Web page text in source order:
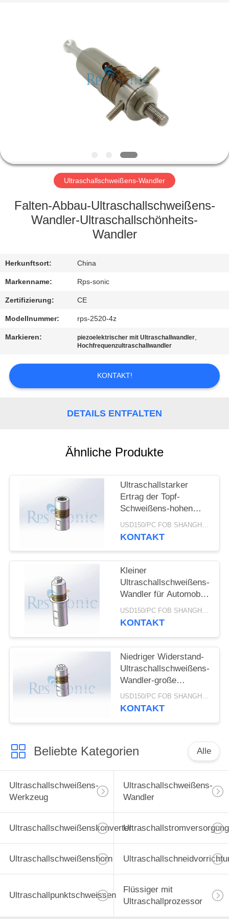
FABRIK-
AUSFLUG
QUALITÄTSKONTROLLE
SIE
MIT
UNS
IN
VERBINDUNG
NACHRICHTEN
Ultraschallschweißens-Wandler
Falten-Abbau-Ultraschallschweißens-
Wandler-Ultraschallschönheits-
Wandler
Herkunftsort: China
Markenname: Rps-sonic
Zertifizierung: CE
Modellnummer: rps-2520-4z
Markieren: piezoelektrischer mit Ultraschallwandler,
Hochfrequenzultraschallwandler
KONTAKT!
DETAILS ENTFALTEN
Ähnliche Produkte
Ultraschallstarker
Ertrag der Topf-
Schweißens-hohen
Leistung des wandler-
28khz 800W
USD150/PC FOB SHANGHAI MOQ:1pcs
KONTAKT
Kleiner
Ultraschallschweißens-
Wandler für Automobil-
Innenraum-Ordnung
USD150/PC FOB SHANGHAI MOQ:1pcs
KONTAKT
Niedriger Widerstand-
Ultraschallschweißens-
Wandler-große
Umfangs-Dichtung
USD150/PC FOB SHANGHAI MOQ:1pcs
KONTAKT
Beliebte Kategorien Alle
Ultraschallschweißens-
Werkzeug
Ultraschallschweißens-
Wandler
UltraschallschweißenskonverterUltraschallstromversorgung
Ultraschallschweißenshorn
Ultraschallpunktschweissen
Flüssiger mit
Ultraschallprozessor